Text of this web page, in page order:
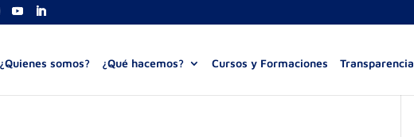
¿Quienes somos? ¿Qué hacemos? Cursos y Formaciones Transparencia